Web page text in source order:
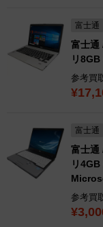
富士通
富士通
リ
参考買
富士通
富士通
リ
参考買